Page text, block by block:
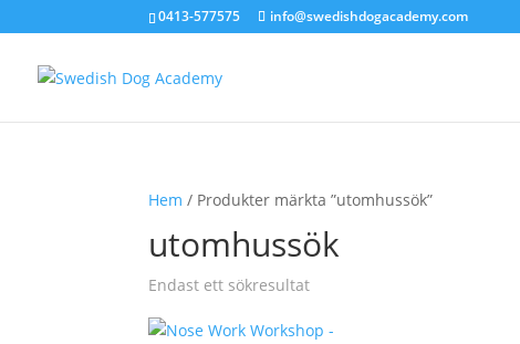
0413-577575 info@swedishdogacademy.com
Hem / Produkter märkta ”utomhussök”
utomhussök
Endast ett sökresultat